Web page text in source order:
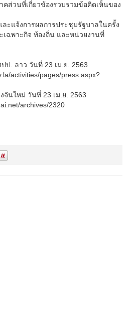
ส่วนที่เกี่ยวข้องรวบรวมข้อคิดเห็นของ
ละแจ้งการผลการประชุมรัฐบาลในครั้ง
เฉพาะกิจ ท้องถิ่น และหน่วยงานที่
ป. ลาว วันที่ 23 เม.ย. 2563
activities/pages/press.aspx?
จันใหม่ วันที่ 23 เม.ย. 2563
archives/2320